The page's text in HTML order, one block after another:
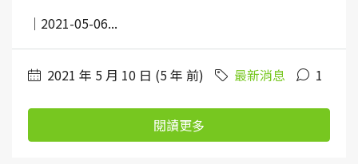
｜2021-05-06...
2021 年 5 月 10 日 (5 年 前) 最新消息 1
閱讀更多